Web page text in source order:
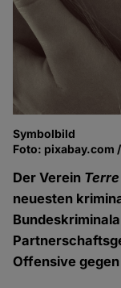
Symbolbild
Foto: pixabay.com
Der Verein
neuesten
Offensive